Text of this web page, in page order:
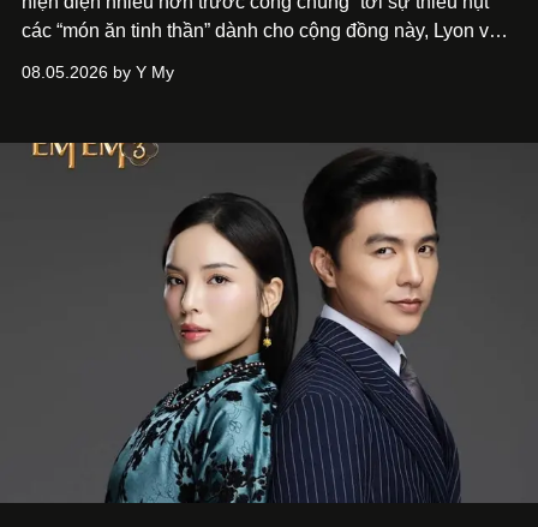
các “món ăn tinh thần” dành cho cộng đồng này, Lyon và
phẩm múa đương đại thành hiện thực, mang tên Lắng
08.05.2026 by Y My